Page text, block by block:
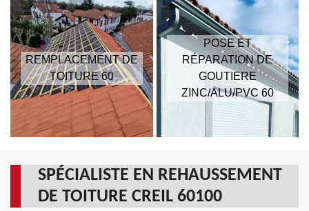
REMPLACEMENT DE
TOITURE 60
POSE ET
RÉPARATION DE
GOUTIERE
ZINC/ALU/PVC 60
SPÉCIALISTE EN REHAUSSEMENT
DE TOITURE CREIL 60100